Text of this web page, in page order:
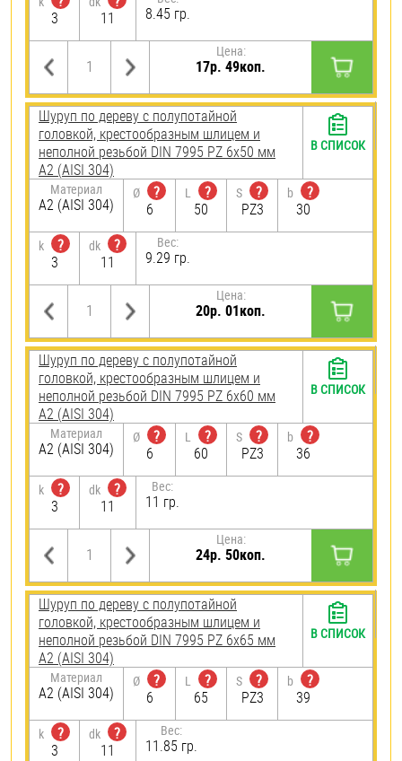
3
11
8.45 гр.
Цена:
17р. 49коп.
Шуруп по дереву с полупотайной
головкой, крестообразным шлицем и
неполной резьбой DIN 7995 PZ 6х50 мм
А2 (AISI 304)
Материал
А2 (AISI 304)
Ø
?
6
L
?
50
S
?
PZ3
b
?
30
k
?
3
dk
?
11
Вес:
9.29 гр.
Цена:
20р. 01коп.
В СПИСОК
Шуруп по дереву с полупотайной
головкой, крестообразным шлицем и
неполной резьбой DIN 7995 PZ 6х60 мм
А2 (AISI 304)
Материал
А2 (AISI 304)
Ø
?
6
L
?
60
S
?
PZ3
b
?
36
k
?
3
dk
?
11
Вес:
11 гр.
Цена:
24р. 50коп.
В СПИСОК
Шуруп по дереву с полупотайной
головкой, крестообразным шлицем и
неполной резьбой DIN 7995 PZ 6х65 мм
А2 (AISI 304)
Материал
А2 (AISI 304)
Ø
?
6
L
?
65
S
?
PZ3
b
?
39
k
?
3
dk
?
11
Вес:
11.85 гр.
В СПИСОК